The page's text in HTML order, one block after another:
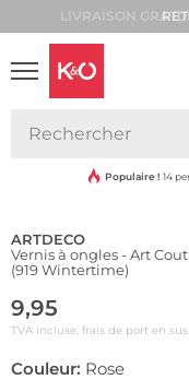
VIBES
Populaire ! 14
ARTDECO
Vernis à ongles - Art
(919 Wintertime)
9,95
TVA incluse, frais de port en sus
Couleur: Rose